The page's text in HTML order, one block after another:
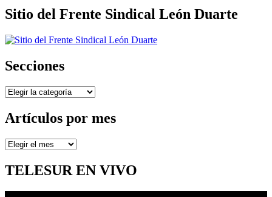
Sitio del Frente Sindical León Duarte
Secciones
Secciones
Artículos por mes
Artículos
mes
TELESUR EN VIVO